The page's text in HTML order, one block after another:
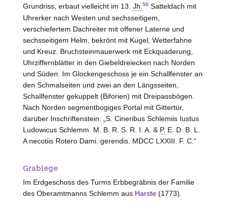
Grundriss, erbaut vielleicht im 13. Jh.56 Satteldach mit
Uhrerker nach Westen und sechsseitigem,
verschiefertem Dachreiter mit offener Laterne und
sechsseitigem Helm, bekrönt mit Kugel, Wetterfahne
und Kreuz. Bruchsteinmauerwerk mit Eckquaderung,
Uhrziffernblätter in den Giebeldreiecken nach Norden
und Süden. Im Glockengeschoss je ein Schallfenster an
den Schmalseiten und zwei an den Längsseiten,
Schallfenster gekuppelt (Biforien) mit Dreipassbögen.
Nach Norden segmentbogiges Portal mit Gittertür,
darüber Inschriftenstein: „S. Cineribus Schlemiis Iustus
Ludowicus Schlemm. M. B. R. S. R. I. A. & P. E. D. B. L.
A necotiis Rotero Dami. gerendis. MDCC LXXIII. F. C.“
Grablege
Im Erdgeschoss des Turms Erbbegräbnis der Familie
des Oberamtmanns Schlemm aus Harste(1773).